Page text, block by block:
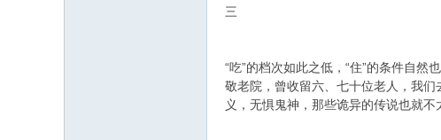
三
“吃”的档次如此之低，“住”的条件自
敬老院，曾收留六、七十位老人，我
义，无惧鬼神，那些诡异的传说也就